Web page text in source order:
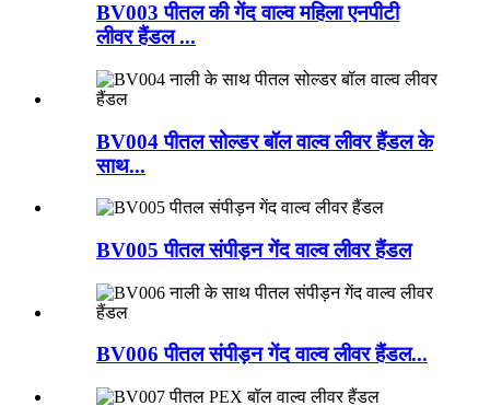
BV003 पीतल की गेंद वाल्व महिला एनपीटी
लीवर हैंडल ...
BV004 पीतल सोल्डर बॉल वाल्व लीवर हैंडल के
साथ...
BV005 पीतल संपीड़न गेंद वाल्व लीवर हैंडल
BV006 पीतल संपीड़न गेंद वाल्व लीवर हैंडल...